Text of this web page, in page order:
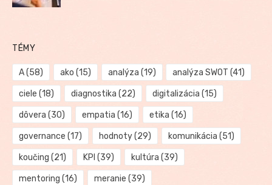
TÉMY
A(58) ako (15) analýza (19) analýza SWOT (41)
ciele (18) diagnostika (22) digitalizácia (15)
dôvera (30) empatia (16) etika (16)
governance (17) hodnoty(29) komunikácia (51)
koučing (21) KPI (39) kultúra (39)
mentoring (16) meranie (39)